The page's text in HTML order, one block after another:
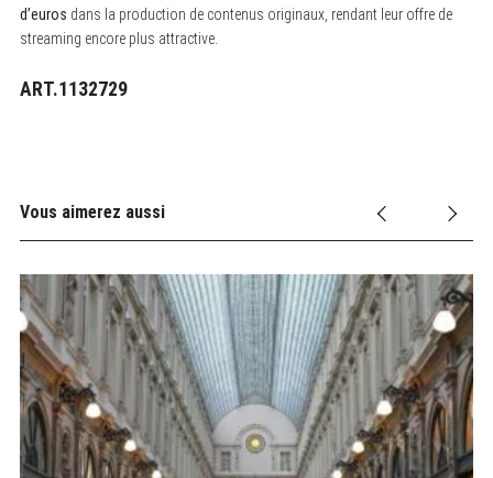
d’euros dans la production de contenus originaux, rendant leur offre de
streaming encore plus attractive.
ART.1132729
Vous aimerez aussi